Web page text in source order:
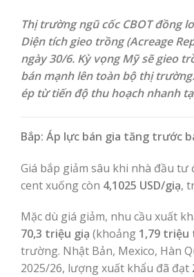
Thị trường ngũ cốc CBOT đồng
Diện tích gieo trồng (Acreage
ngày 30/6. Kỳ vọng Mỹ sẽ gieo
bán mạnh lên toàn bộ thị
ép từ tiến độ thu hoạch nhanh
Bắp: Áp lực bán gia tăng trước
Giá bắp giảm sâu khi nhà đầu tư
cent xuống còn 4,1025 USD/giạ,
Mặc dù giá giảm, nhu cầu xuất
70,3 triệu giạ (khoảng 1,79 triệu
trường. Nhật Bản, Mexico, Hàn
2025/26, lượng xuất khẩu đã đạt